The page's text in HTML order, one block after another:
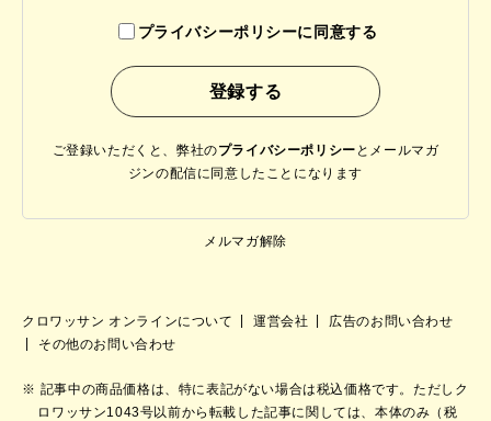
プライバシーポリシーに同意する
ご登録いただくと、弊社のプライバシーポリシー と メールマガ
ジンの配信に同意したことになります
メルマガ解除
クロワッサン オンラインについて 運営会社
広告のお問い合わせ
その他のお問い合わせ
記事中の商品価格は、特に表記がない場合は税込価格です。ただしク
ロワッサン1043号以前から転載した記事に関しては、本体のみ（税